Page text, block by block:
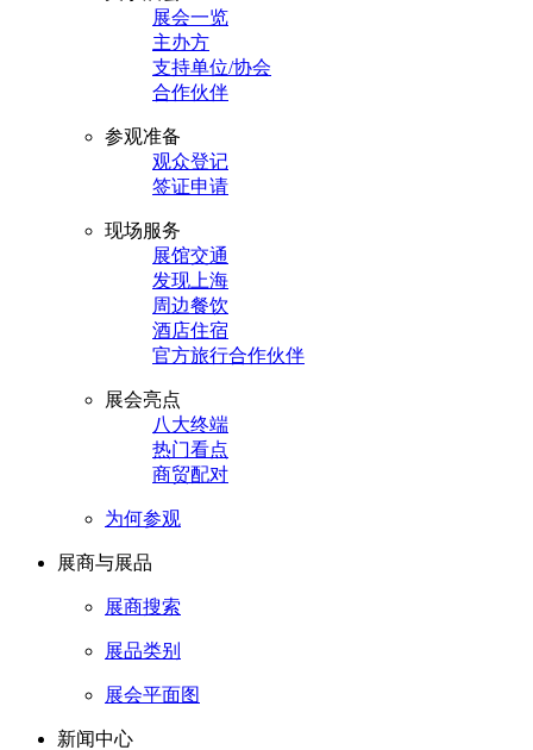
展会一览
主办方
支持单位/协会
合作伙伴
参观准备
观众登记
签证申请
现场服务
展馆交通
发现上海
周边餐饮
酒店住宿
官方旅行合作伙伴
展会亮点
八大终端
热门看点
商贸配对
为何参观
展商与展品
展商搜索
展品类别
展会平面图
新闻中心